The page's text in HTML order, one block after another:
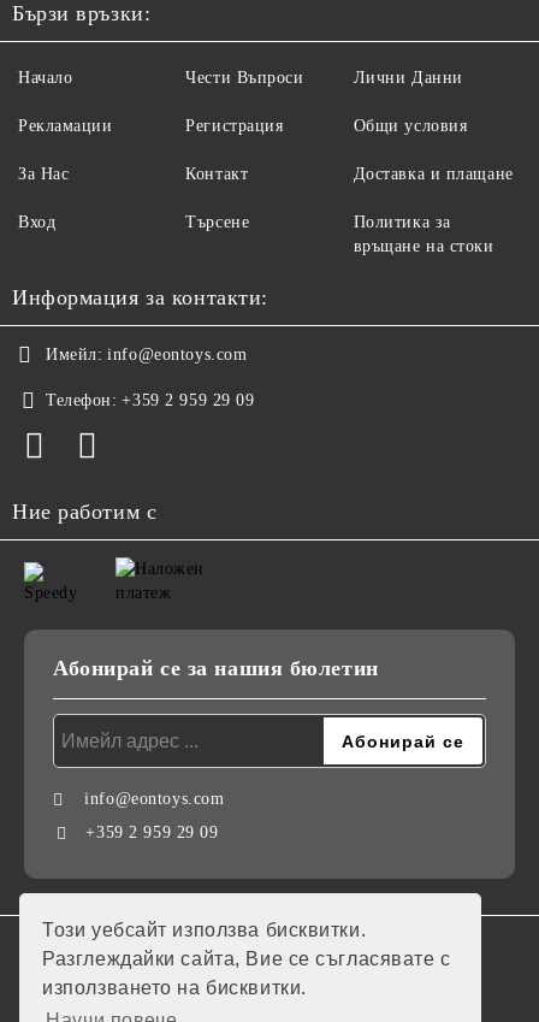
Този уебсайт използва бисквитки.
Разглеждайки сайта, Вие се съгласявате с
използването на бисквитки.
Бързи връзки:
Начало
Рекламации
За Нас
Вход
Чести Въпроси
Регистрация
Контакт
Търсене
Лични Данни
Общи условия
Доставка и плащане
Политика за
връщане на стоки
Информация за контакти:
Имейл: info@eontoys.com
Телефон: +359 2 959 29 09
Ние работим с
Абонирай се за нашия бюлетин
info@eontoys.com
+359 2 959 29 09
GDPR
Нашият онлайн магазин е 100% съобразен с GDPR.